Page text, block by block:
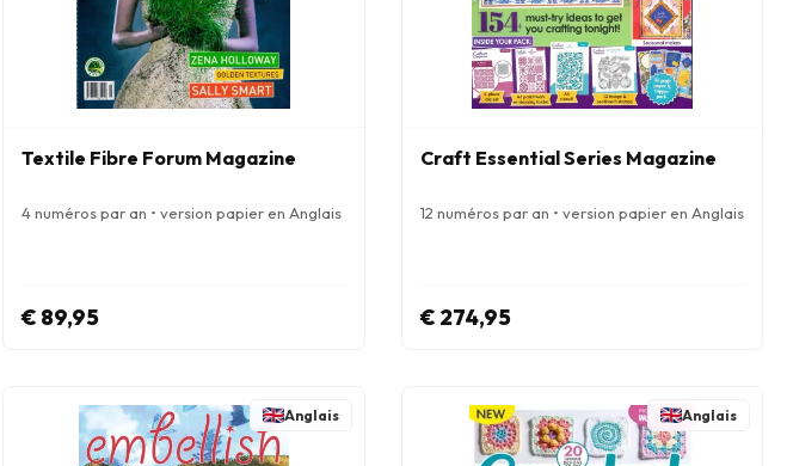
Textile Fibre Forum Magazine
4 numéros par an • version papier en Anglais
€ 89,95
Craft Essential Series Magazine
12 numéros par an • version papier en Anglais
€ 274,95
Anglais Anglais